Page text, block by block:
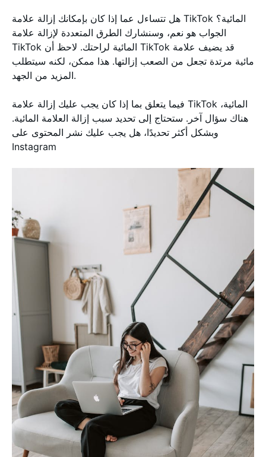
هل تتساءل عما إذا كان بإمكانك إزالة علامة TikTok المائية؟
الجواب هو نعم، وسنشارك الطرق المتعددة لإزالة علامة
TikTok المائية لراحتك. لاحظ أن TikTok قد يضيف علامة
مائية مرتدة تجعل من الصعب إزالتها. هذا ممكن، لكنه سيتطلب
المزيد من الجهد.
فيما يتعلق بما إذا كان يجب عليك إزالة علامة TikTok المائية،
هناك سؤال آخر. ستحتاج إلى تحديد سبب إزالة العلامة المائية.
وبشكل أكثر تحديدًا، هل يجب عليك نشر المحتوى على
Instagram